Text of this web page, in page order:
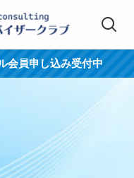
会員申し込み受付中